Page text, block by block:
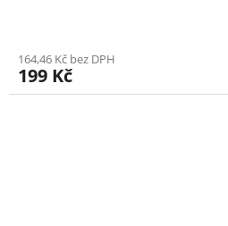
164,46 Kč bez DPH
199 Kč